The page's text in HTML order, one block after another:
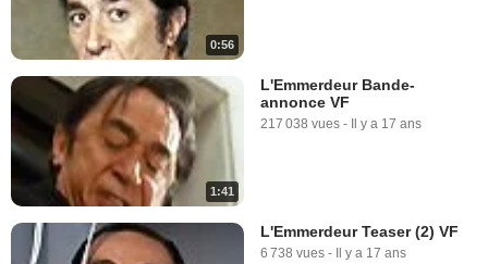
0:56
1:41
L'Emmerdeur Bande-
annonce VF
217 038 vues - Il y a 17 ans
L'Emmerdeur Teaser (2) VF
6 738 vues - Il y a 17 ans